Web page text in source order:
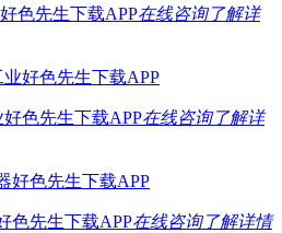
色先生下载APP在线咨询了解详
色先生下载APP在线咨询了解详
色先生下载APP在线咨询了解详情